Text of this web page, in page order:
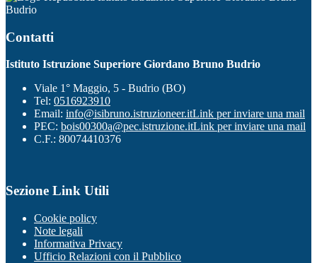
Budrio
Contatti
Istituto Istruzione Superiore Giordano Bruno Budrio
Viale 1° Maggio, 5 - Budrio (BO)
Tel: 0516923910
Email: info@isibruno.istruzioneer.itLink per inviare una mail
PEC: bois00300a@pec.istruzione.itLink per inviare una mail
C.F.: 80074410376
Sezione Link Utili
Cookie policy
Note legali
Informativa Privacy
Ufficio Relazioni con il Pubblico